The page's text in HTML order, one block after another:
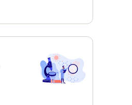
144,00 €